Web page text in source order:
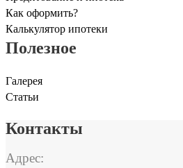
Как оформить?
Калькулятор ипотеки
Полезное
Галерея
Статьи
Контакты
Адрес: